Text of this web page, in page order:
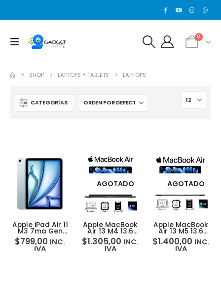
0
SHOP LAPTOPS Y TABLETS LAPTOPS
CATEGORÍAS:
Apple iPad Air 11
M3 7ma Gen
WIFI 128GB 12MP
Liquid Retina
$799,00 INC.
IVA
AGOTADO
Apple MacBook
Air 13 M4 13.6
16GB 256GB
Liquid Retina
Touch ID
$1.305,00 INC.
IVA
AGOTADO
Apple MacBook
Air 13 M5 13.6
16GB 512GB
Liquid Retina
Touch ID
$1.400,00 INC.
IVA